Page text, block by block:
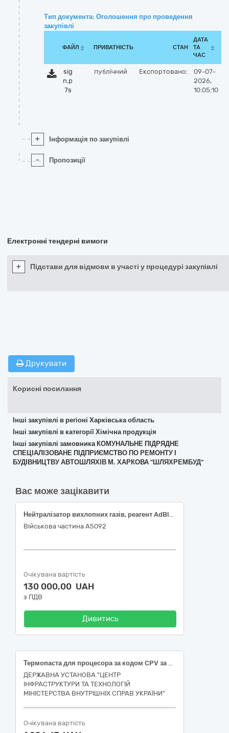
Тип документа: Оголошення про проведення
закупівлі
ФАЙЛ ПРИВАТНІСТЬ СТАН
ДАТА
ТА
ЧАС
sig
n.p
7s
публічний Експортовано:
09-07-
2026,
10:05:10
+ Інформація по закупівлі
- Пропозиції
Електронні тендерні вимоги
+ Підстави для відмови в участі у процедурі закупівлі
Друкувати
Корисні посилання
Інші закупівлі в регіоні Харківська область
Інші закупівлі в категорії Хімічна продукція
Інші закупівлі замовника КОМУНАЛЬНЕ ПІДРЯДНЕ
СПЕЦІАЛІЗОВАНЕ ПІДПРИЄМСТВО ПО РЕМОНТУ І
БУДІВНИЦТВУ АВТОШЛЯХІВ М. ХАРКОВА "ШЛЯХРЕМБУД"
Вас може зацікавити
Нейтралізатор вихлопних газів, реагент AdBlue
Військова частина А5092
Очікувана вартість
130 000,00 UAH
з ПДВ
Дивитись
Термопаста для процесора за кодом CPV за ЄЗС ДК 021:2015: 24950000-8 — Спеціалізована хімічна продукція.
ДЕРЖАВНА УСТАНОВА "ЦЕНТР
ІНФРАСТРУКТУРИ ТА ТЕХНОЛОГІЙ
МІНІСТЕРСТВА ВНУТРІШНІХ СПРАВ УКРАЇНИ"
Очікувана вартість